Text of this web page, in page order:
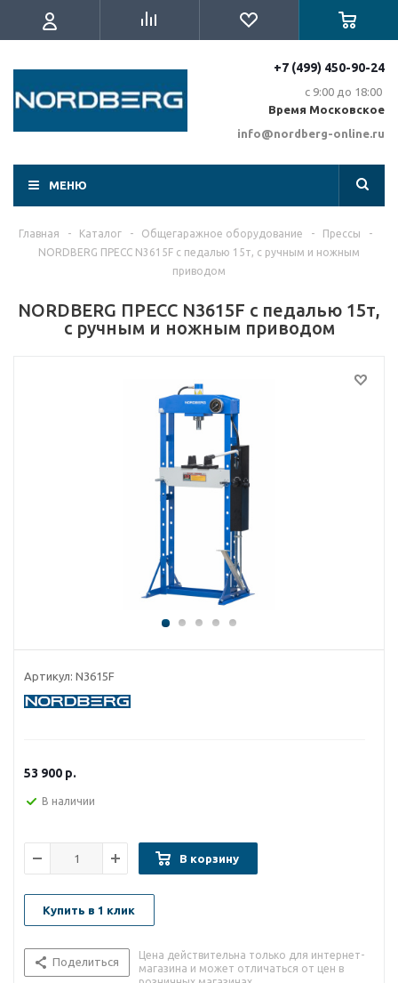
+7 (499) 450-90-24
с 9:00 до 18:00
Время Московское
info@nordberg-online.ru
МЕНЮ
Главная - Каталог - Общегаражное оборудование - Прессы
-
NORDBERG ПРЕСС N3615F с педалью 15т, с ручным и ножным
приводом
NORDBERG ПРЕСС N3615F с педалью 15т,
с ручным и ножным приводом
Артикул: N3615F
53 900 р.
В наличии
В корзину
Купить в 1 клик
Поделиться
Цена действительна только для интернет-
магазина и может отличаться от цен в